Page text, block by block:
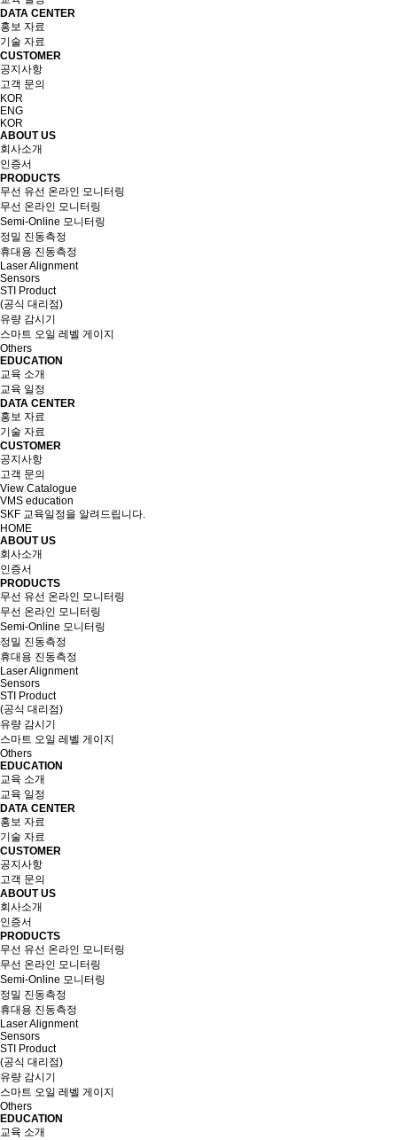
DATA CENTER
홍보 자료
기술 자료
CUSTOMER
공지사항
고객 문의
KOR
ENG
KOR
ABOUT US
회사소개
인증서
PRODUCTS
무선 유선 온라인 모니터링
무선 온라인 모니터링
Semi-Online 모니터링
정밀 진동측정
휴대용 진동측정
Laser Alignment
Sensors
STI Product
(공식 대리점)
유량 감시기
스마트 오일 레벨 게이지
Others
EDUCATION
교육 소개
교육 일정
DATA CENTER
홍보 자료
기술 자료
CUSTOMER
공지사항
고객 문의
View Catalogue
VMS education
SKF 교육일정을 알려드립니다.
HOME
ABOUT US
회사소개
인증서
PRODUCTS
무선 유선 온라인 모니터링
무선 온라인 모니터링
Semi-Online 모니터링
정밀 진동측정
휴대용 진동측정
Laser Alignment
Sensors
STI Product
(공식 대리점)
유량 감시기
스마트 오일 레벨 게이지
Others
EDUCATION
교육 소개
교육 일정
DATA CENTER
홍보 자료
기술 자료
CUSTOMER
공지사항
고객 문의
ABOUT US
회사소개
인증서
PRODUCTS
무선 유선 온라인 모니터링
무선 온라인 모니터링
Semi-Online 모니터링
정밀 진동측정
휴대용 진동측정
Laser Alignment
Sensors
STI Product
(공식 대리점)
유량 감시기
스마트 오일 레벨 게이지
Others
EDUCATION
교육 소개